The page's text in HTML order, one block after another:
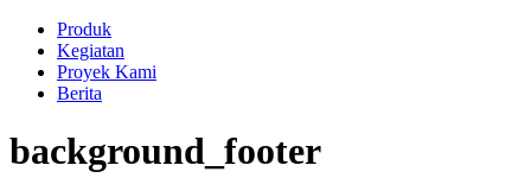
Produk
Kegiatan
Proyek Kami
Berita
background_footer